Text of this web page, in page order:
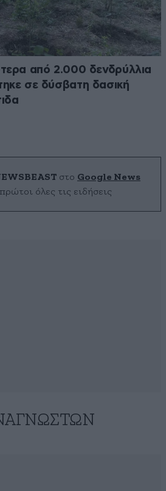
από 2.000 δενδρύλλια
σε δύσβατη δασική
στο Google News
όλες τις ειδήσεις